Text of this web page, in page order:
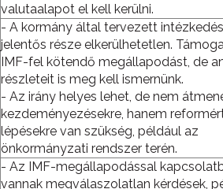
valutaalapot el kell kerülni.
- A kormány által tervezett
jelentős része elkerülhetetlen.
IMF-fel kötendő megállapodást, de
részleteit is meg kell ismernünk.
- Az irány helyes lehet, de nem
kezdeményezésekre, hanem
lépésekre van szükség, például az
önkormányzati rendszer terén.
- Az IMF-megállapodással
vannak megválaszolatlan kérdések,